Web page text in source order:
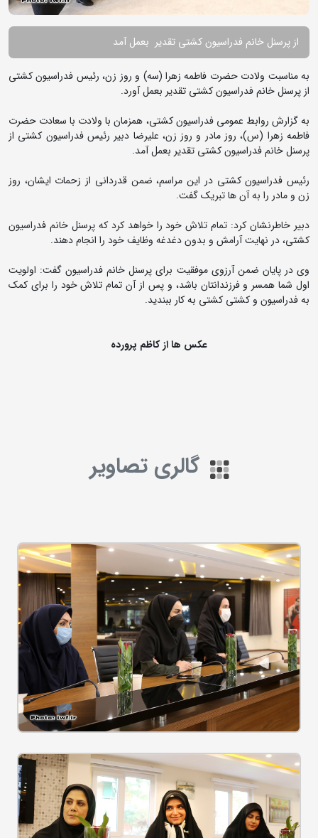
از پرسنل خانم فدراسیون کشتی تقدیر بعمل آمد
به مناسبت ولادت حضرت فاطمه زهرا (سه) و روز زن، رئیس فدراسیون کشتی
از پرسنل خانم فدراسیون کشتی تقدیر بعمل آورد.
به گزارش روابط عمومی فدراسیون کشتی، همزمان با ولادت با سعادت حضرت
فاطمه زهرا (س)، روز مادر و روز زن، علیرضا دبیر رئیس فدراسیون کشتی از
پرسنل خانم فدراسیون کشتی تقدیر بعمل آمد.
رئیس فدراسیون کشتی در این مراسم، ضمن قدردانی از زحمات ایشان، روز
زن و مادر را به آن ها تبریک گفت.
دبیر خاطرنشان کرد: تمام تلاش خود را خواهد کرد که پرسنل خانم فدراسیون
کشتی، در نهایت آرامش و بدون دغدغه وظایف خود را انجام دهند.
وی در پایان ضمن آرزوی موفقیت برای پرسنل خانم فدراسیون گفت: اولویت
اول شما همسر و فرزندانتان باشد، و پس از آن تمام تلاش خود را برای کمک
به فدراسیون و کشتی کشتی به کار ببندید.
عکس ها از کاظم پرورده
گالری تصاویر